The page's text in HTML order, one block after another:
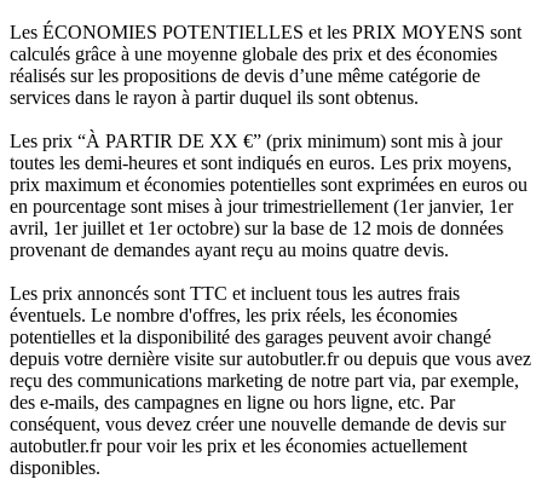
Les ÉCONOMIES POTENTIELLES et les PRIX MOYENS sont
calculés grâce à une moyenne globale des prix et des économies
réalisés sur les propositions de devis d’une même catégorie de
services dans le rayon à partir duquel ils sont obtenus.
Les prix “À PARTIR DE XX €” (prix minimum) sont mis à jour
toutes les demi-heures et sont indiqués en euros. Les prix moyens,
prix maximum et économies potentielles sont exprimées en euros ou
en pourcentage sont mises à jour trimestriellement (1er janvier, 1er
avril, 1er juillet et 1er octobre) sur la base de 12 mois de données
provenant de demandes ayant reçu au moins quatre devis.
Les prix annoncés sont TTC et incluent tous les autres frais
éventuels. Le nombre d'offres, les prix réels, les économies
potentielles et la disponibilité des garages peuvent avoir changé
depuis votre dernière visite sur autobutler.fr ou depuis que vous avez
reçu des communications marketing de notre part via, par exemple,
des e-mails, des campagnes en ligne ou hors ligne, etc. Par
conséquent, vous devez créer une nouvelle demande de devis sur
autobutler.fr pour voir les prix et les économies actuellement
disponibles.